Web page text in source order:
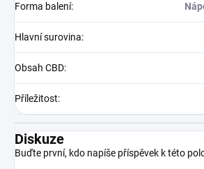
Forma balení:
Hlavní surovina:
Obsah CBD:
Příležitost:
Diskuze
Buďte první, kdo napíše příspěvek k této